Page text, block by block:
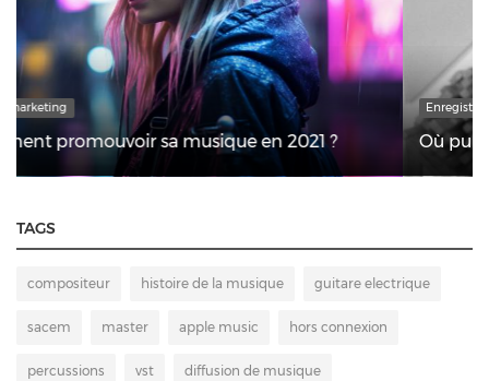
Enregistrement
Où puis-je prendre des cours de chants à LILLE ?
TAGS
compositeur histoire de la musique guitare electrique
sacem master apple music hors connexion
percussions vst diffusion de musique